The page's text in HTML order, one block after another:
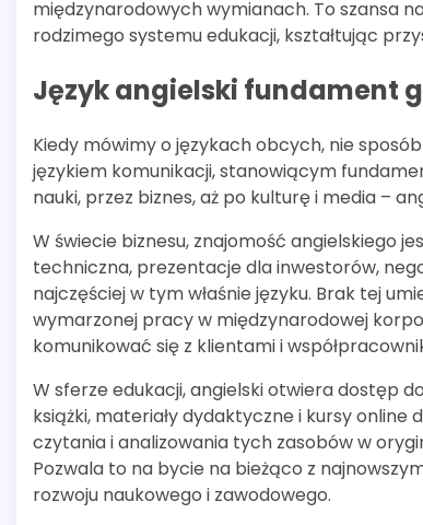
międzynarodowych wymianach. To szansa
rodzimego systemu edukacji, kształtując
Język angielski fundament
Kiedy mówimy o językach obcych, nie
językiem komunikacji, stanowiącym
nauki, przez biznes, aż po kulturę i media –
W świecie biznesu, znajomość angielskiego
techniczna, prezentacje dla inwestorów,
najczęściej w tym właśnie języku. Brak tej
wymarzonej pracy w międzynarodowej
komunikować się z klientami i
W sferze edukacji, angielski otwiera dostęp
książki, materiały dydaktyczne i kursy
czytania i analizowania tych zasobów w
Pozwala to na bycie na bieżąco z
rozwoju naukowego i zawodowego.